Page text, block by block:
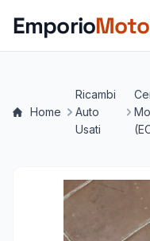
Emporio
Home
Ricambi
Auto
Usati